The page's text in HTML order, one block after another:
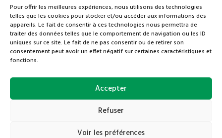
Pour offrir les meilleures expériences, nous utilisons des technologies
telles que les cookies pour stocker et/ou accéder aux informations des
appareils. Le fait de consentir à ces technologies nous permettra de
traiter des données telles que le comportement de navigation ou les ID
uniques sur ce site. Le fait de ne pas consentir ou de retirer son
consentement peut avoir un effet négatif sur certaines caractéristiques et
fonctions.
Accepter
Refuser
Voir les préférences
Route du Pafuet 131
CH – 1724 Le Mouret